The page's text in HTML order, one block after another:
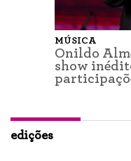
MÚSICA
Onildo
show
edições